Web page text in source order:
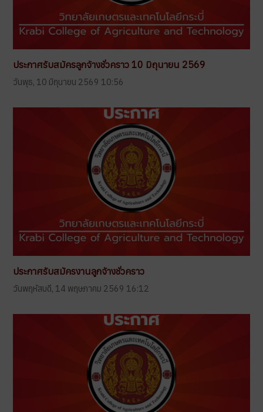
ประกาศรับสมัครลูกจ้างชั่วคราว 10 มิถุนายน 2569
วันพุธ, 10 มิถุนายน 2569 10:56
ประกาศรับสมัครงานลูกจ้างชั่วคราว
วันพฤหัสบดี, 14 พฤษภาคม 2569 16:12